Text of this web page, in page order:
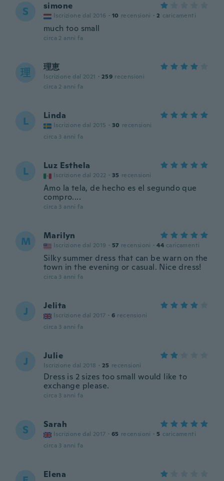
S simone
Iscrizione dal 2016 · 10 recensioni · 2 caricamenti
much too small
circa 2 anni fa
理 理恵
Iscrizione dal 2021 · 259 recensioni
circa 2 anni fa
L Linda
Iscrizione dal 2015 · 30 recensioni
circa 3 anni fa
L Luz Esthela
Iscrizione dal 2022 · 35 recensioni
Amo la tela, de hecho es el segundo que
compro....
circa 3 anni fa
M Marilyn
Iscrizione dal 2019 · 57 recensioni · 44 caricamenti
Silky summer dress that can be warn on the
town in the evening or casual. Nice dress!
circa 3 anni fa
J Jelita
Iscrizione dal 2017 · 6 recensioni
circa 3 anni fa
J Julie
Iscrizione dal 2018 · 25 recensioni
Dress is 2 sizes too small would like to
exchange please.
circa 3 anni fa
S Sarah
Iscrizione dal 2017 · 65 recensioni · 5 caricamenti
circa 3 anni fa
Elena